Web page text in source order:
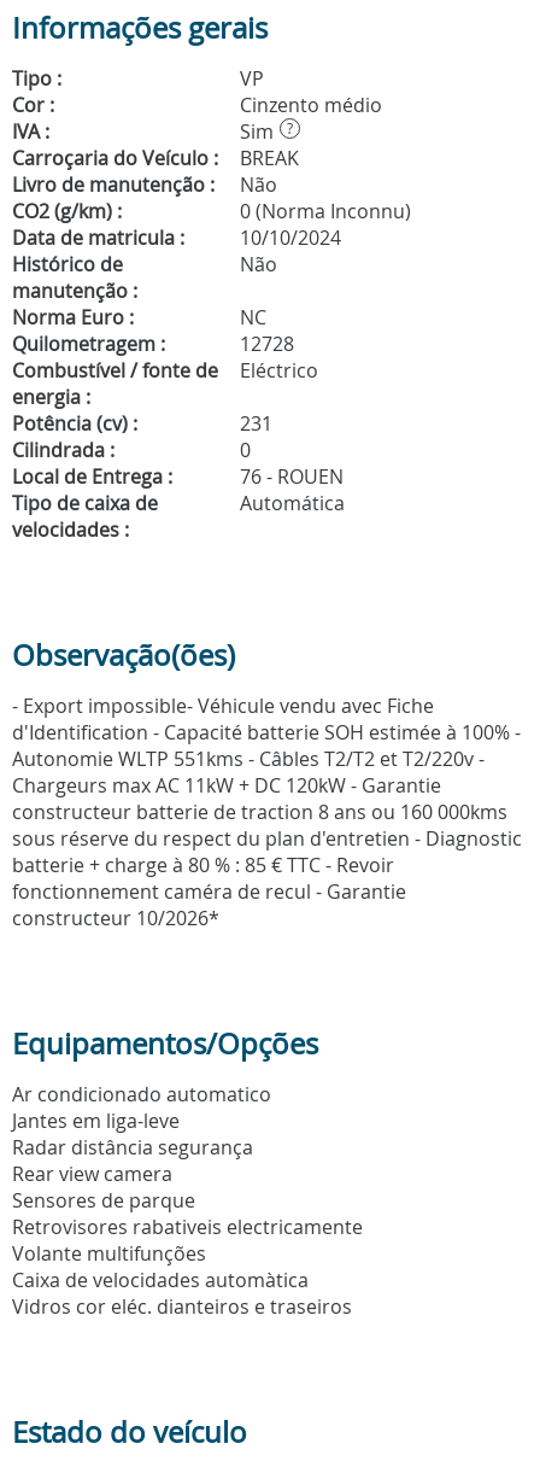
Informações gerais
Tipo :
VP
Cor :
Cinzento médio
IVA :
Sim ?
Carroçaria do Veículo :
BREAK
Livro de manutenção :
Não
CO2 (g/km) :
0 (Norma Inconnu)
Data de matricula :
10/10/2024
Histórico de
manutenção :
Não
Norma Euro :
NC
Quilometragem :
12728
Combustível / fonte de
energia :
Eléctrico
Potência (cv) :
231
Cilindrada :
0
Local de Entrega :
76 - ROUEN
Tipo de caixa de
velocidades :
Automática
Observação(ões)
- Export impossible- Véhicule vendu avec Fiche
d'Identification - Capacité batterie SOH estimée à 100% -
Autonomie WLTP 551kms - Câbles T2/T2 et T2/220v -
Chargeurs max AC 11kW + DC 120kW - Garantie
constructeur batterie de traction 8 ans ou 160 000kms
sous réserve du respect du plan d'entretien - Diagnostic
batterie + charge à 80 % : 85 € TTC - Revoir
fonctionnement caméra de recul - Garantie
constructeur 10/2026*
Equipamentos/Opções
Ar condicionado automatico
Jantes em liga-leve
Radar distância segurança
Rear view camera
Sensores de parque
Retrovisores rabativeis electricamente
Volante multifunções
Caixa de velocidades automàtica
Vidros cor eléc. dianteiros e traseiros
Estado do veículo